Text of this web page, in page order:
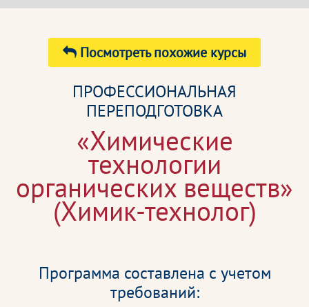
Посмотреть похожие курсы
ПРОФЕССИОНАЛЬНАЯ
ПЕРЕПОДГОТОВКА
«Химические
технологии
органических веществ»
(Химик-технолог)
Программа составлена с учетом
требований: